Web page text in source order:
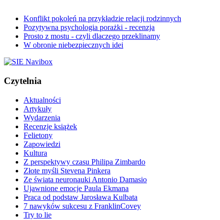
Konflikt pokoleń na przykładzie relacji rodzinnych
Pozytywna psychologia porażki - recenzja
Prosto z mostu - czyli dlaczego przeklinamy
W obronie niebezpiecznych idei
Czytelnia
Aktualności
Artykuły
Wydarzenia
Recenzje książek
Felietony
Zapowiedzi
Kultura
Z perspektywy czasu Philipa Zimbardo
Złote myśli Stevena Pinkera
Ze świata neuronauki Antonio Damasio
Ujawnione emocje Paula Ekmana
Praca od podstaw Jarosława Kulbata
7 nawyków sukcesu z FranklinCovey
Try to lie